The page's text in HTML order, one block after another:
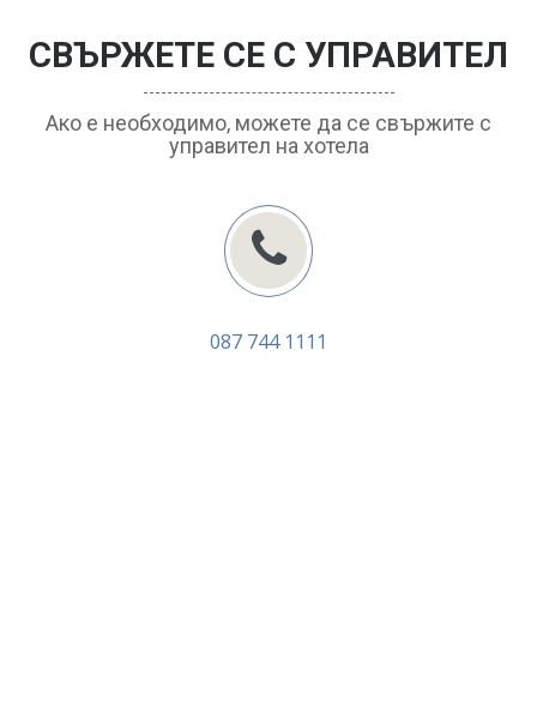
СВЪРЖЕТЕ СЕ С УПРАВИТЕЛ
Ако е необходимо, можете да се свържите с
управител на хотела
087 744 1111